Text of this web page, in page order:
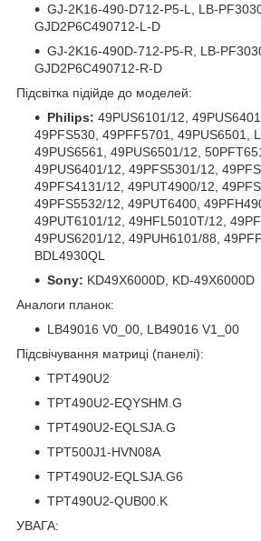
GJ-2K16-490-D712-P5-L, LB-
GJD2P6C490712-L-D
GJ-2K16-490D-712-P5-R, LB-
GJD2P6C490712-R-D
Підсвітка підійде до моделей:
Philips: 49PUS6101/12,
49PFS530, 49PFF5701, 49PUS6501,
49PUS6561, 49PUS6501/12,
49PUS6401/12, 49PFS5301/12,
49PFS4131/12, 49PUT4900/12,
49PFS5532/12, 49PUT6400,
49PUT6101/12, 49HFL5010T/12,
49PUS6201/12, 49PUH6101/88,
BDL4930QL
Sony: KD49X6000D, KD-49X6000D
Аналоги планок:
LB49016 V0_00, LB49016 V1_00
Підсвічування матриці (панелі):
TPT490U2
TPT490U2-EQYSHM.G
TPT490U2-EQLSJA.G
TPT500J1-HVN08A
TPT490U2-EQLSJA.G6
TPT490U2-QUB00.K
УВАГА: